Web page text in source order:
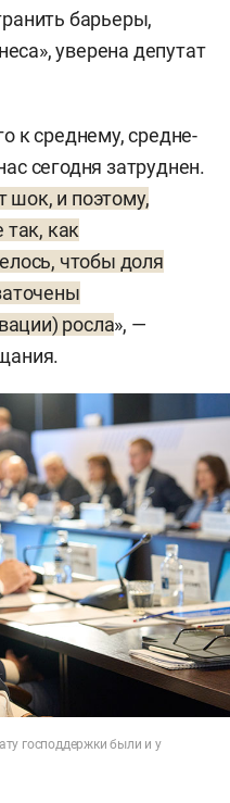
барьеры,
уверена депутат
к среднему, средне-
сегодня затруднен.
и поэтому,
так, как
чтобы доля
росла», —
господдержки были и у